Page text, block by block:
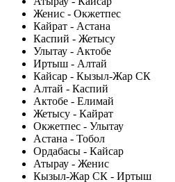
Женис - Окжетпес
Кайрат - Астана
Каспий - Жетысу
Улытау - Актобе
Иртыш - Алтай
Кайсар - Кызыл-Жар СК
Алтай - Каспий
Актобе - Елимай
Жетысу - Кайрат
Окжетпес - Улытау
Астана - Тобол
Ордабасы - Кайсар
Атырау - Женис
Кызыл-Жар СК - Иртыш